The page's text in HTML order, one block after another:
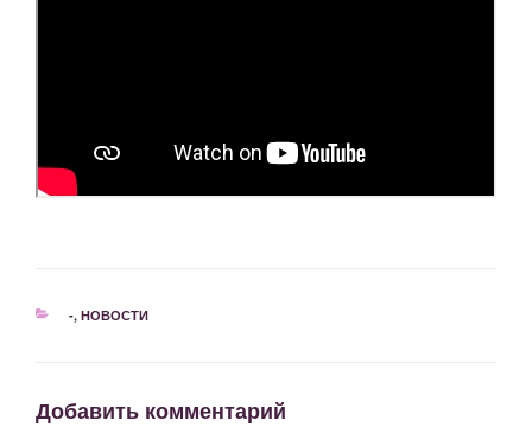
РУБРИКИ
-, НОВОСТИ
Добавить комментарий